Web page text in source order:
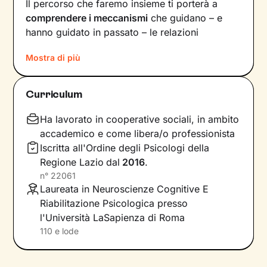
Il percorso che faremo insieme ti porterà a
comprendere i meccanismi che guidano – e
hanno guidato in passato – le relazioni
alla base di ciò che stai vivendo oggi.
Imparerai a trasformare alcuni elementi che non
ti rappresentano più e scoprirai dentro di te
competenze e potenzialitàche non sapevi di
avere. Davanti ai tuoi occhi compariranno
nuove strade da percorrere, un passo dopo
l’altro, verso il cambiamento positivoche
desideri.
Considera i nostri incontri come uno spazio
sicuro, in cui condividere ciò che provi in
Mostra di più
Curriculum
Ha lavorato in cooperative sociali, in ambito
accademico e come libera/o professionista
Iscritta all'Ordine degli Psicologi della
Regione Lazio dal 2016.
n° 22061
Laureata in Neuroscienze Cognitive E
Riabilitazione Psicologica presso
l'Università LaSapienza di Roma
110 e lode